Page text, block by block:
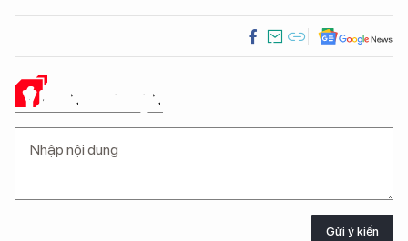
Ý KIẾN CỦA BẠN
Gửi ý kiến